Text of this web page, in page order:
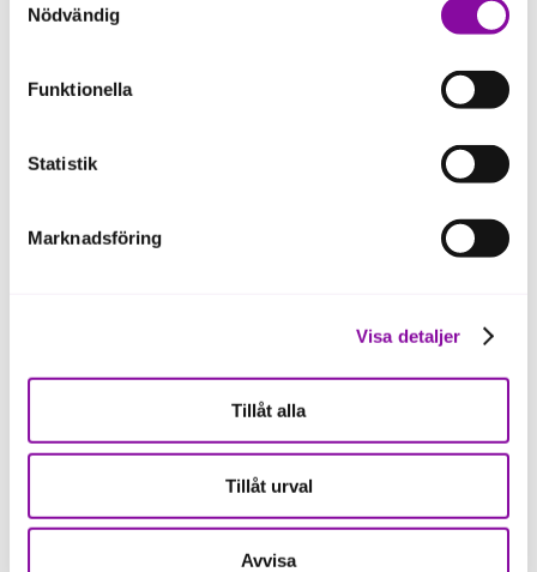
Om du klickar på avvisa kommer användning av kakor
eller delning av information enligt ovan, inte att ske,
förutom för kakor som är nödvändiga för att hemsidan
ska fungera se mer under inställningar.
Nödvändig
Funktionella
Statistik
Marknadsföring
Visa detaljer
Tillåt alla
Tillåt urval
Avvisa
Två toppendagar för dig som är
blanda tech och hygge! Ett event med
Onsdag 11 september 2024
Torsdag 12 september 2024
Lokomotivværkstedet
Otto Busses Vej 5a